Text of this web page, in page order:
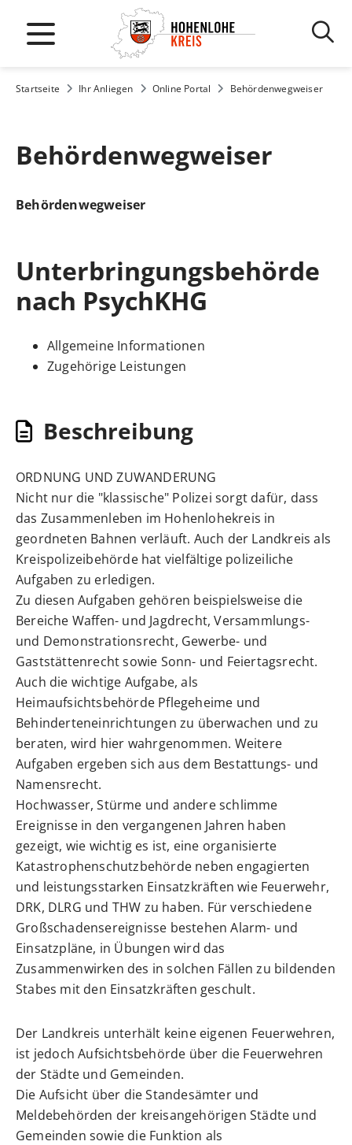
Startseite Ihr Anliegen Online Portal Behördenwegweiser
Behördenwegweiser
Behördenwegweiser
Unterbringungsbehörde
nach PsychKHG
Allgemeine Informationen
Zugehörige Leistungen
Beschreibung
ORDNUNG UND ZUWANDERUNG
Nicht nur die "klassische" Polizei sorgt dafür, dass
das Zusammenleben im Hohenlohekreis in
geordneten Bahnen verläuft. Auch der Landkreis als
Kreispolizeibehörde hat vielfältige polizeiliche
Aufgaben zu erledigen.
Zu diesen Aufgaben gehören beispielsweise die
Bereiche Waffen- und Jagdrecht, Versammlungs-
und Demonstrationsrecht, Gewerbe- und
Gaststättenrecht sowie Sonn- und Feiertagsrecht.
Auch die wichtige Aufgabe, als
Heimaufsichtsbehörde Pflegeheime und
Behinderteneinrichtungen zu überwachen und zu
beraten, wird hier wahrgenommen. Weitere
Aufgaben ergeben sich aus dem Bestattungs- und
Namensrecht.
Hochwasser, Stürme und andere schlimme
Ereignisse in den vergangenen Jahren haben
gezeigt, wie wichtig es ist, eine organisierte
Katastrophenschutzbehörde neben engagierten
und leistungsstarken Einsatzkräften wie Feuerwehr,
DRK, DLRG und THW zu haben. Für verschiedene
Großschadensereignisse bestehen Alarm- und
Einsatzpläne, in Übungen wird das
Zusammenwirken des in solchen Fällen zu bildenden
Stabes mit den Einsatzkräften geschult.
Der Landkreis unterhält keine eigenen Feuerwehren,
ist jedoch Aufsichtsbehörde über die Feuerwehren
der Städte und Gemeinden.
Die Aufsicht über die Standesämter und
Meldebehörden der kreisangehörigen Städte und
Gemeinden sowie die Funktion als